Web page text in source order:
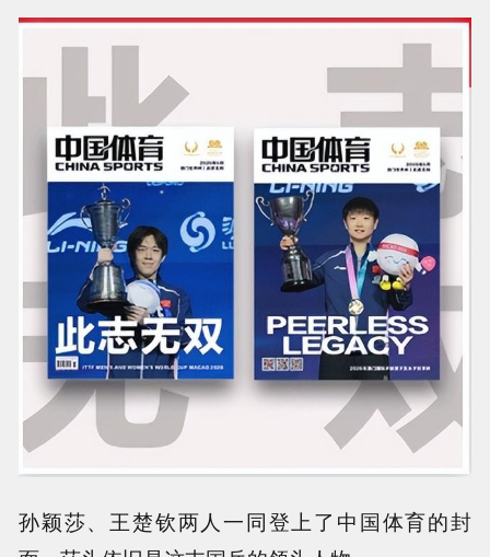
孙颖莎、王楚钦两人一同登上了中国体育的封